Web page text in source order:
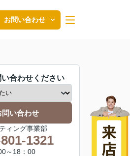
お問い合わせ
合わせください
問い合わせ
ィング事業部
1321
～18：00